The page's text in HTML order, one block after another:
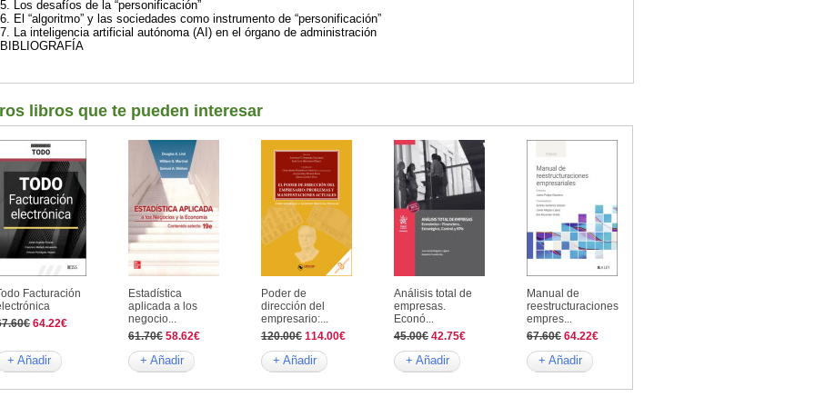
5. Los desafíos de la “personificación”
6. El “algoritmo” y las sociedades como instrumento de “personificación”
7. La inteligencia artificial autónoma (AI) en el órgano de administración
BIBLIOGRAFÍA
libros que te pueden interesar
Facturación
64.22€
+ Añadir
Estadística
aplicada a los
negocio...
61.70€ 58.62€
+ Añadir
Poder de
dirección del
empresario:...
120.00€ 114.00€
+ Añadir
Análisis total de
empresas.
Econó...
45.00€ 42.75€
+ Añadir
Manual de
reestructuraciones
empres...
67.60€ 64.22€
+ Añadir